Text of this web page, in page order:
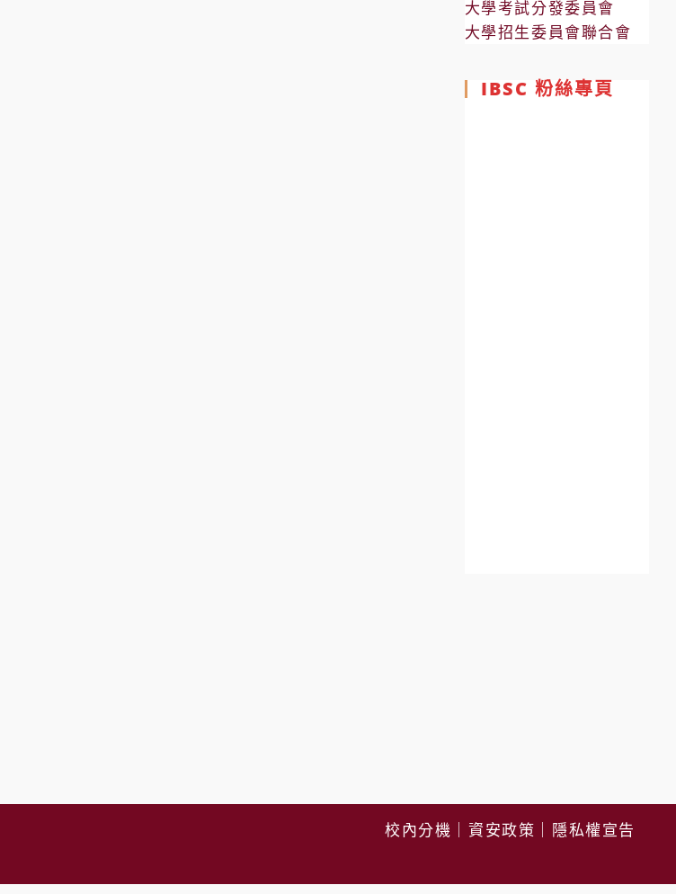
大學考試分發委員會
大學招生委員會聯合會
IBSC 粉絲專頁
校內分機 資安政策 隱私權宣告